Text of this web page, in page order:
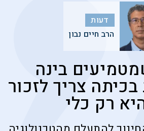
דעות
הרב חיים נבון
בינה
צריך לזכור
רק כלי